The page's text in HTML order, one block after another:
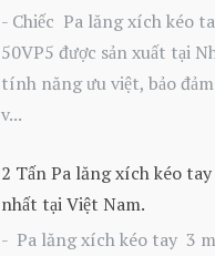
- Chiếc Pa lăng xích kéo
50VP5 được sản xuất tại
tính năng ưu việt, bảo
v...
2 Tấn Pa lăng xích kéo
nhất tại Việt Nam.
- Pa lăng xích kéo tay 3